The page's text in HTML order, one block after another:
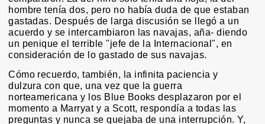
hombre tenía dos, pero no había duda de que estaban
gastadas. Después de larga discusión se llegó a un
acuerdo y se intercambiaron las navajas, aña- diendo
un penique el terrible "jefe de la Internacional", en
consideración de lo gastado de sus navajas.
Cómo recuerdo, también, la infinita paciencia y
dulzura con que, una vez que la guerra
norteamericana y los Blue Books desplazaron por el
momento a Marryat y a Scott, respondía a todas las
preguntas y nunca se quejaba de una interrupción. Y,